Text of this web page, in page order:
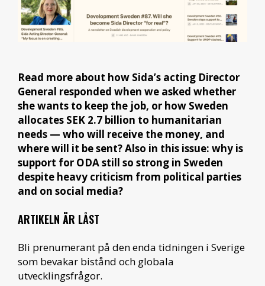
Read more about how Sida’s acting Director
General responded when we asked whether
she wants to keep the job, or how Sweden
allocates SEK 2.7 billion to humanitarian
needs — who will receive the money, and
where will it be sent? Also in this issue: why is
support for ODA still so strong in Sweden
despite heavy criticism from political parties
and on social media?
ARTIKELN ÄR LÅST
Bli prenumerant på den enda tidningen i Sverige
som bevakar bistånd och globala
utvecklingsfrågor.